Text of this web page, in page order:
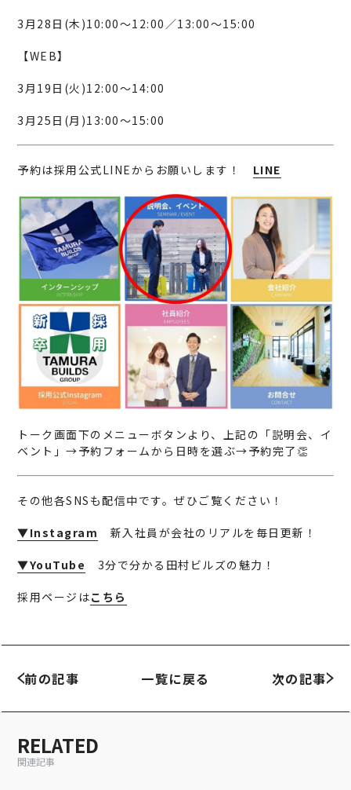
3月28日(木)10:00～12:00／13:00～15:00
【WEB】
3月19日(火)12:00～14:00
3月25日(月)13:00～15:00
予約は採用公式LINEからお願いします！ LINE
トーク画面下のメニューボタンより、上記の「説明会、イ
ベント」→予約フォームから日時を選ぶ→予約完了👏
その他各SNSも配信中です。ぜひご覧ください！
▼Instagram 新入社員が会社のリアルを毎日更新！
▼YouTube 3分で分かる田村ビルズの魅力！
採用ページはこちら
前の記事 一覧に戻る 次の記事
RELATED
関連記事